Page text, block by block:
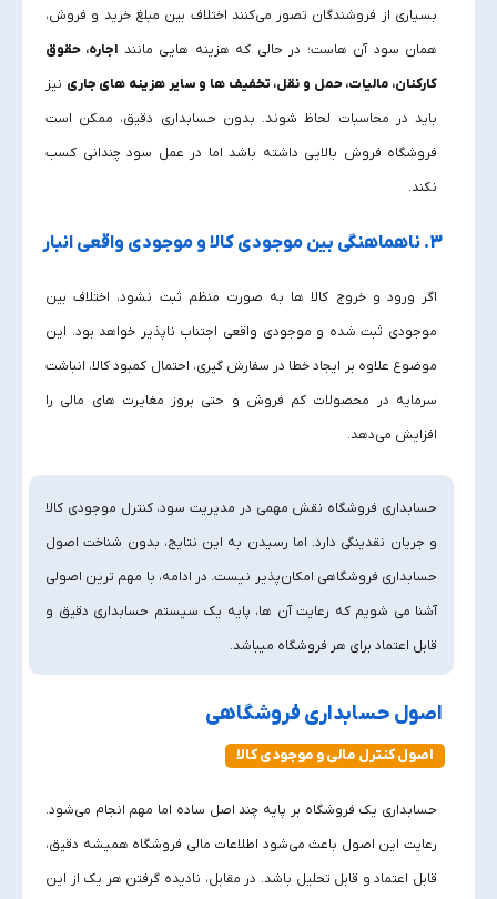
بسیاری از فروشندگان تصور می‌کنند اختلاف بین مبلغ خرید و فروش،
همان سود آن‌ هاست؛ در حالی که هزینه‌ هایی مانند اجاره، حقوق
کارکنان، مالیات، حمل‌ و نقل، تخفیف‌ ها و سایر هزینه‌ های جاری نیز
باید در محاسبات لحاظ شوند. بدون حسابداری دقیق، ممکن است
فروشگاه فروش بالایی داشته باشد اما در عمل سود چندانی کسب
نکند.
3. ناهماهنگی بین موجودی کالا و موجودی واقعی انبار
اگر ورود و خروج کالا ها به‌ صورت منظم ثبت نشود، اختلاف بین
موجودی ثبت‌ شده و موجودی واقعی اجتناب‌ ناپذیر خواهد بود. این
موضوع علاوه بر ایجاد خطا در سفارش‌ گیری، احتمال کمبود کالا، انباشت
سرمایه در محصولات کم‌ فروش و حتی بروز مغایرت‌ های مالی را
افزایش می‌دهد.
حسابداری فروشگاه نقش مهمی در مدیریت سود، کنترل موجودی کالا
و جریان نقدینگی دارد. اما رسیدن به این نتایج، بدون شناخت اصول
حسابداری فروشگاهی امکان‌پذیر نیست. در ادامه، با مهم‌ ترین اصولی
آشنا می‌ شویم که رعایت آن‌ ها، پایه یک سیستم حسابداری دقیق و
قابل اعتماد برای هر فروشگاه میباشد.
اصول حسابداری فروشگاهی
اصول کنترل مالی و موجودی کالا
حسابداری یک فروشگاه بر پایه چند اصل ساده اما مهم انجام می‌شود.
رعایت این اصول باعث می‌شود اطلاعات مالی فروشگاه همیشه دقیق،
قابل اعتماد و قابل تحلیل باشد. در مقابل، نادیده گرفتن هر یک از این